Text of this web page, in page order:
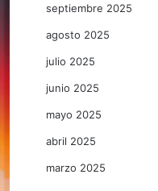
septiembre 2025
agosto 2025
julio 2025
junio 2025
mayo 2025
abril 2025
marzo 2025